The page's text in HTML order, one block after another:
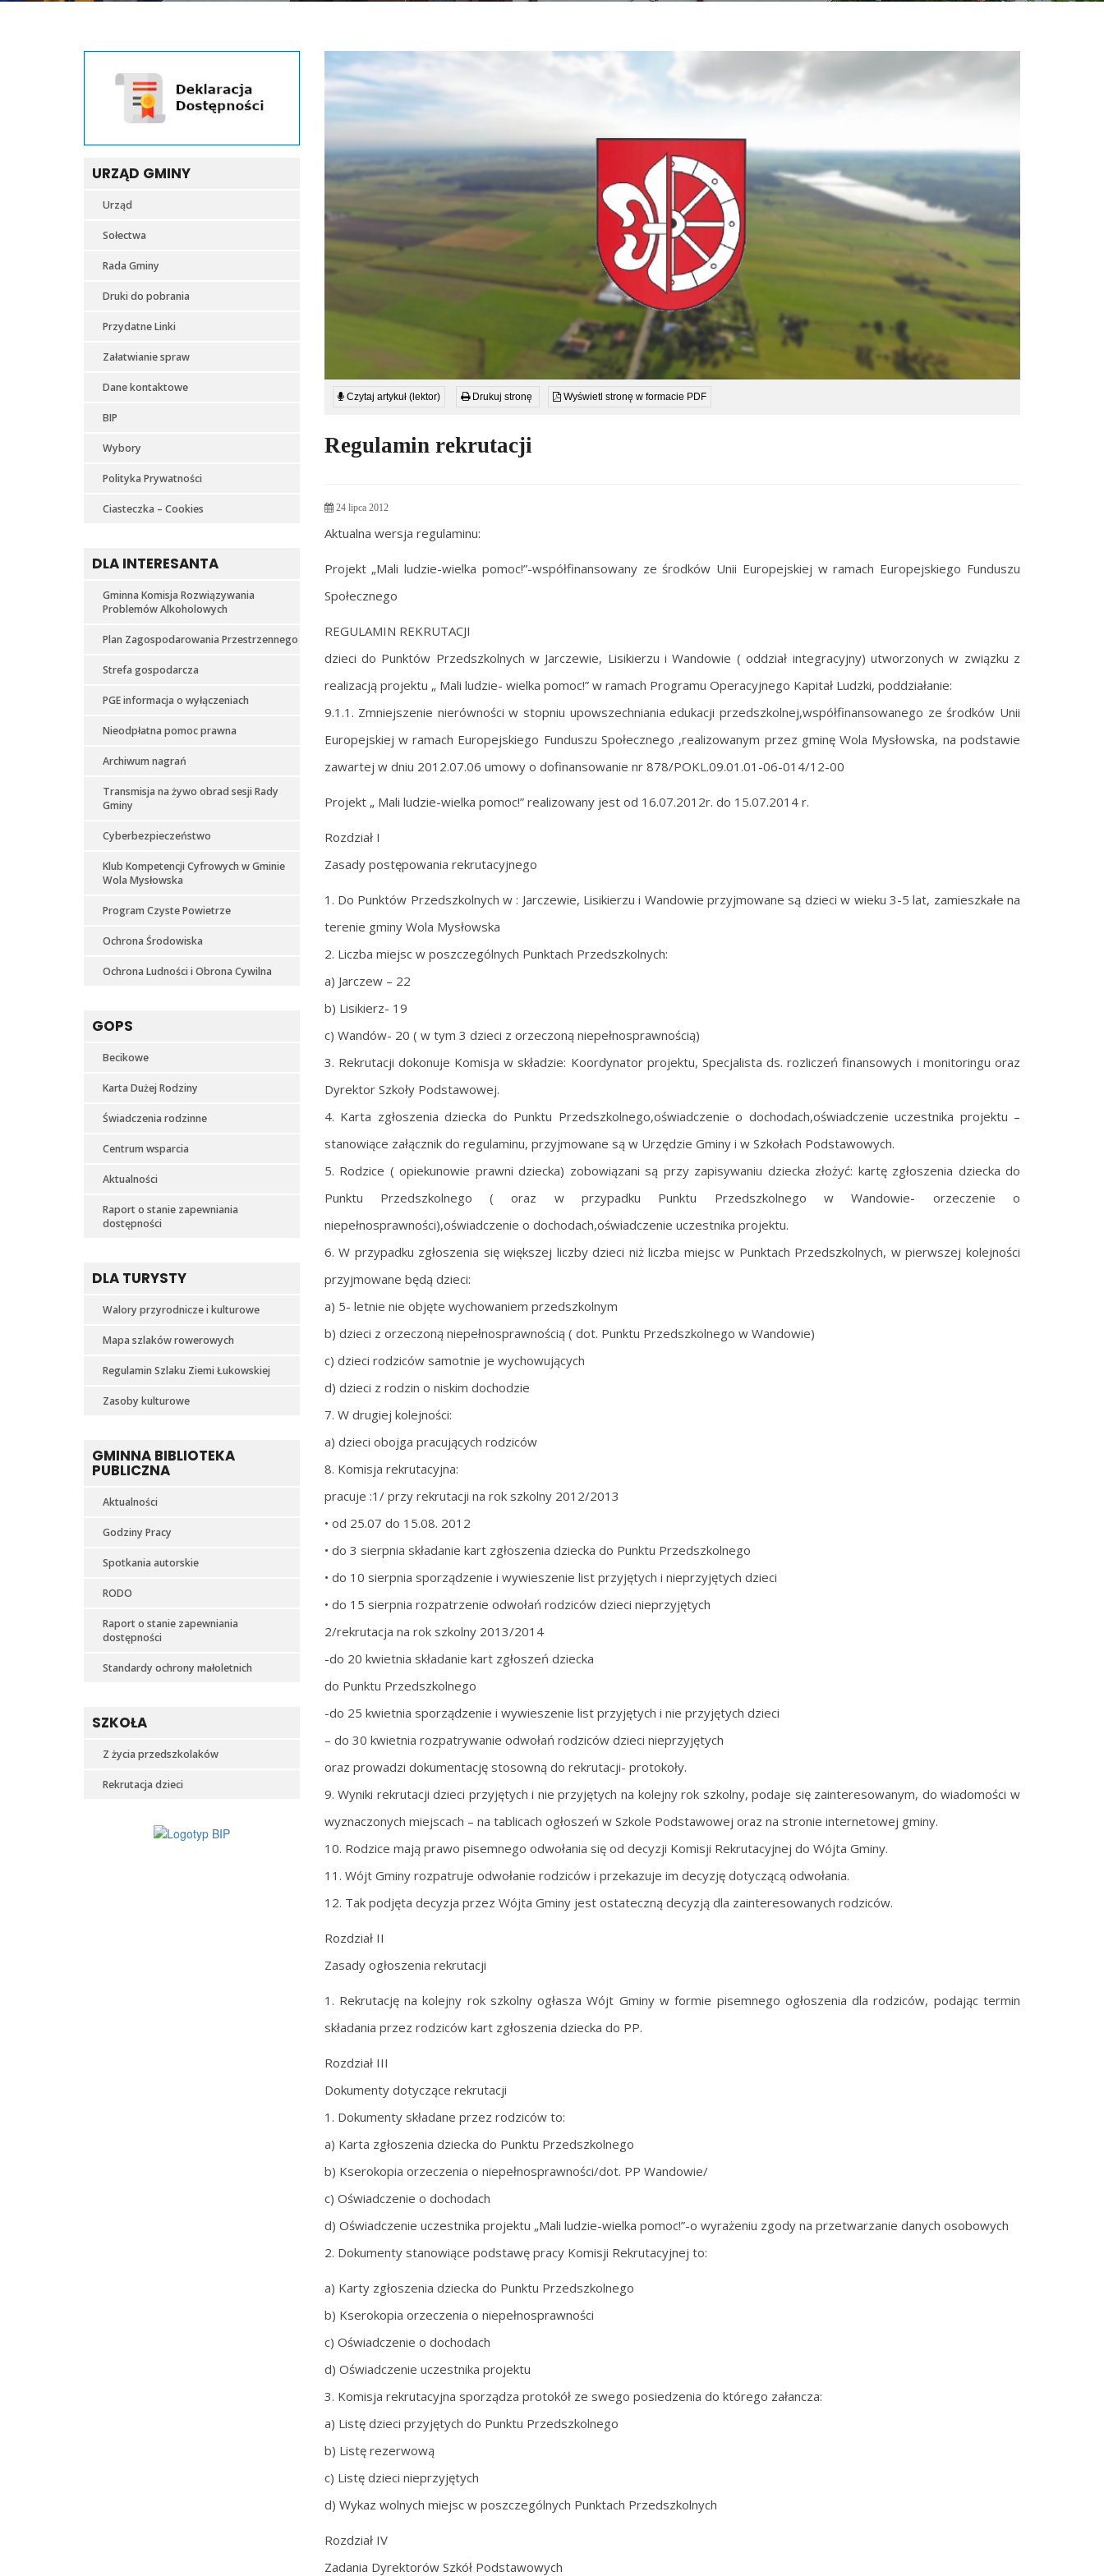
URZĄD GMINY
Urząd
Sołectwa
Rada Gminy
Druki do pobrania
Przydatne Linki
Załatwianie spraw
Dane kontaktowe
BIP
Wybory
Polityka Prywatności
Ciasteczka – Cookies
DLA INTERESANTA
Gminna Komisja Rozwiązywania
Problemów Alkoholowych
Plan Zagospodarowania Przestrzennego
Strefa gospodarcza
PGE informacja o wyłączeniach
Nieodpłatna pomoc prawna
Archiwum nagrań
Transmisja na żywo obrad sesji Rady
Gminy
Cyberbezpieczeństwo
Klub Kompetencji Cyfrowych w Gminie
Wola Mysłowska
Program Czyste Powietrze
Ochrona Środowiska
Ochrona Ludności i Obrona Cywilna
GOPS
Becikowe
Karta Dużej Rodziny
Świadczenia rodzinne
Centrum wsparcia
Aktualności
Raport o stanie zapewniania
dostępności
DLA TURYSTY
Walory przyrodnicze i kulturowe
Mapa szlaków rowerowych
Regulamin Szlaku Ziemi Łukowskiej
Zasoby kulturowe
GMINNA BIBLIOTEKA
PUBLICZNA
Aktualności
Godziny Pracy
Spotkania autorskie
RODO
Raport o stanie zapewniania
dostępności
Standardy ochrony małoletnich
SZKOŁA
Z życia przedszkolaków
Rekrutacja dzieci
Czytaj artykuł (lektor) Drukuj stronę Wyświetl stronę w formacie PDF
Regulamin rekrutacji
24 lipca 2012
Aktualna wersja regulaminu:
Projekt „Mali ludzie-wielka pomoc!”-współfinansowany ze środków Unii Europejskiej w ramach Europejskiego Funduszu
Społecznego
REGULAMIN REKRUTACJI
dzieci do Punktów Przedszkolnych w Jarczewie, Lisikierzu i Wandowie ( oddział integracyjny) utworzonych w związku z
realizacją projektu „ Mali ludzie- wielka pomoc!” w ramach Programu Operacyjnego Kapitał Ludzki, poddziałanie:
9.1.1. Zmniejszenie nierówności w stopniu upowszechniania edukacji przedszkolnej,współfinansowanego ze środków Unii
Europejskiej w ramach Europejskiego Funduszu Społecznego ,realizowanym przez gminę Wola Mysłowska, na podstawie
zawartej w dniu 2012.07.06 umowy o dofinansowanie nr 878/POKL.09.01.01-06-014/12-00
Projekt „ Mali ludzie-wielka pomoc!” realizowany jest od 16.07.2012r. do 15.07.2014 r.
Rozdział I
Zasady postępowania rekrutacyjnego
1. Do Punktów Przedszkolnych w : Jarczewie, Lisikierzu i Wandowie przyjmowane są dzieci w wieku 3-5 lat, zamieszkałe na
terenie gminy Wola Mysłowska
2. Liczba miejsc w poszczególnych Punktach Przedszkolnych:
a) Jarczew – 22
b) Lisikierz- 19
c) Wandów- 20 ( w tym 3 dzieci z orzeczoną niepełnosprawnością)
3. Rekrutacji dokonuje Komisja w składzie: Koordynator projektu, Specjalista ds. rozliczeń finansowych i monitoringu oraz
Dyrektor Szkoły Podstawowej.
4. Karta zgłoszenia dziecka do Punktu Przedszkolnego,oświadczenie o dochodach,oświadczenie uczestnika projektu –
stanowiące załącznik do regulaminu, przyjmowane są w Urzędzie Gminy i w Szkołach Podstawowych.
5. Rodzice ( opiekunowie prawni dziecka) zobowiązani są przy zapisywaniu dziecka złożyć: kartę zgłoszenia dziecka do
Punktu Przedszkolnego ( oraz w przypadku Punktu Przedszkolnego w Wandowie- orzeczenie o
niepełnosprawności),oświadczenie o dochodach,oświadczenie uczestnika projektu.
6. W przypadku zgłoszenia się większej liczby dzieci niż liczba miejsc w Punktach Przedszkolnych, w pierwszej kolejności
przyjmowane będą dzieci:
a) 5- letnie nie objęte wychowaniem przedszkolnym
b) dzieci z orzeczoną niepełnosprawnością ( dot. Punktu Przedszkolnego w Wandowie)
c) dzieci rodziców samotnie je wychowujących
d) dzieci z rodzin o niskim dochodzie
7. W drugiej kolejności:
a) dzieci obojga pracujących rodziców
8. Komisja rekrutacyjna:
pracuje :1/ przy rekrutacji na rok szkolny 2012/2013
• od 25.07 do 15.08. 2012
• do 3 sierpnia składanie kart zgłoszenia dziecka do Punktu Przedszkolnego
• do 10 sierpnia sporządzenie i wywieszenie list przyjętych i nieprzyjętych dzieci
• do 15 sierpnia rozpatrzenie odwołań rodziców dzieci nieprzyjętych
2/rekrutacja na rok szkolny 2013/2014
-do 20 kwietnia składanie kart zgłoszeń dziecka
do Punktu Przedszkolnego
-do 25 kwietnia sporządzenie i wywieszenie list przyjętych i nie przyjętych dzieci
– do 30 kwietnia rozpatrywanie odwołań rodziców dzieci nieprzyjętych
oraz prowadzi dokumentację stosowną do rekrutacji- protokoły.
9. Wyniki rekrutacji dzieci przyjętych i nie przyjętych na kolejny rok szkolny, podaje się zainteresowanym, do wiadomości w
wyznaczonych miejscach – na tablicach ogłoszeń w Szkole Podstawowej oraz na stronie internetowej gminy.
10. Rodzice mają prawo pisemnego odwołania się od decyzji Komisji Rekrutacyjnej do Wójta Gminy.
11. Wójt Gminy rozpatruje odwołanie rodziców i przekazuje im decyzję dotyczącą odwołania.
12. Tak podjęta decyzja przez Wójta Gminy jest ostateczną decyzją dla zainteresowanych rodziców.
Rozdział II
Zasady ogłoszenia rekrutacji
1. Rekrutację na kolejny rok szkolny ogłasza Wójt Gminy w formie pisemnego ogłoszenia dla rodziców, podając termin
składania przez rodziców kart zgłoszenia dziecka do PP.
Rozdział III
Dokumenty dotyczące rekrutacji
1. Dokumenty składane przez rodziców to:
a) Karta zgłoszenia dziecka do Punktu Przedszkolnego
b) Kserokopia orzeczenia o niepełnosprawności/dot. PP Wandowie/
c) Oświadczenie o dochodach
d) Oświadczenie uczestnika projektu „Mali ludzie-wielka pomoc!”-o wyrażeniu zgody na przetwarzanie danych osobowych
2. Dokumenty stanowiące podstawę pracy Komisji Rekrutacyjnej to:
a) Karty zgłoszenia dziecka do Punktu Przedszkolnego
b) Kserokopia orzeczenia o niepełnosprawności
c) Oświadczenie o dochodach
d) Oświadczenie uczestnika projektu
3. Komisja rekrutacyjna sporządza protokół ze swego posiedzenia do którego załancza:
a) Listę dzieci przyjętych do Punktu Przedszkolnego
b) Listę rezerwową
c) Listę dzieci nieprzyjętych
d) Wykaz wolnych miejsc w poszczególnych Punktach Przedszkolnych
Rozdział IV
Zadania Dyrektorów Szkół Podstawowych